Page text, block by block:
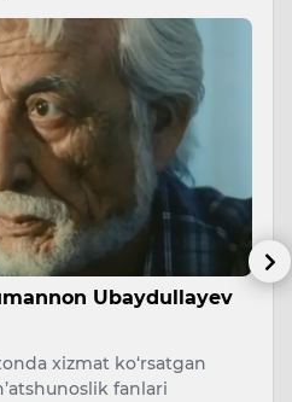
Ubaydullayev
xizmat ko‘rsatgan
fanlari